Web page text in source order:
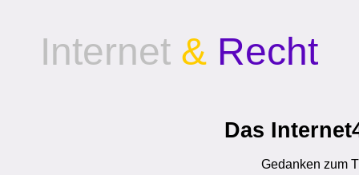
Internet & Recht
Das
Gedanken zum